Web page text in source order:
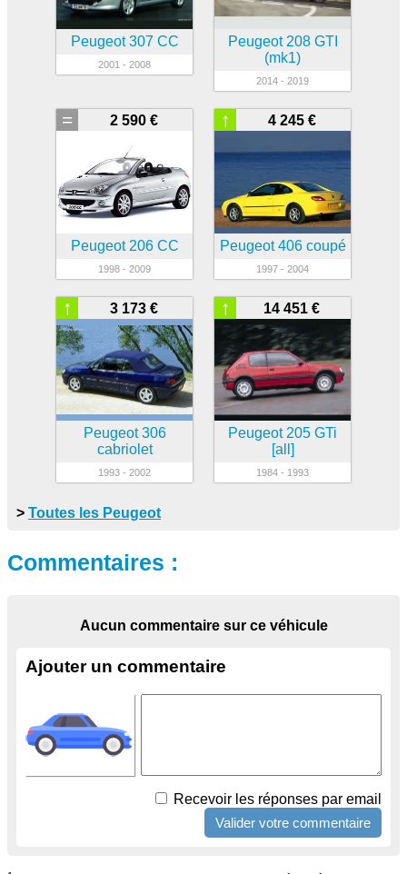
Peugeot 307 CC
2001 - 2008
Peugeot 208 GTI
(mk1)
2014 - 2019
2 590 €
=
Peugeot 206 CC
1998 - 2009
4 245 €
↑
Peugeot 406 coupé
1997 - 2004
3 173 €
↑
Peugeot 306
cabriolet
1993 - 2002
14 451 €
↑
Peugeot 205 GTi
[all]
1984 - 1993
> Toutes les Peugeot
Commentaires :
Aucun commentaire sur ce véhicule
Ajouter un commentaire
Recevoir les réponses par email